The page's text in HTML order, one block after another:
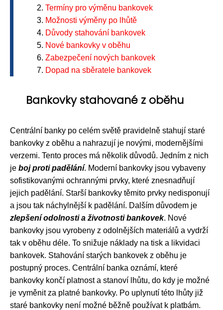
Termíny pro výměnu bankovek
Možnosti výměny po lhůtě
Důvody stahování bankovek
Nové bankovky v oběhu
Zabezpečení nových bankovek
Dopad na sběratele bankovek
Bankovky stahované z oběhu
Centrální banky po celém světě pravidelně stahují staré
bankovky z oběhu a nahrazují je novými, modernějšími
verzemi. Tento proces má několik důvodů. Jedním z nich
je boj proti padělání. Moderní bankovky jsou vybaveny
sofistikovanými ochrannými prvky, které znesnadňují
jejich padělání. Starší bankovky těmito prvky nedisponují
a jsou tak náchylnější k padělání. Dalším důvodem je
zlepšení odolnosti a životnosti bankovek. Nové
bankovky jsou vyrobeny z odolnějších materiálů a vydrží
tak v oběhu déle. To snižuje náklady na tisk a likvidaci
bankovek. Stahování starých bankovek z oběhu je
postupný proces. Centrální banka oznámí, které
bankovky končí platnost a stanoví lhůtu, do kdy je možné
je vyměnit za platné bankovky. Po uplynutí této lhůty již
staré bankovky není možné běžně používat k platbám.